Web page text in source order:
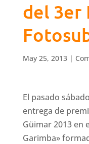
del 3er
May 25, 2013|
El pasado
entrega de
Güimar 2013 en
Garimba»